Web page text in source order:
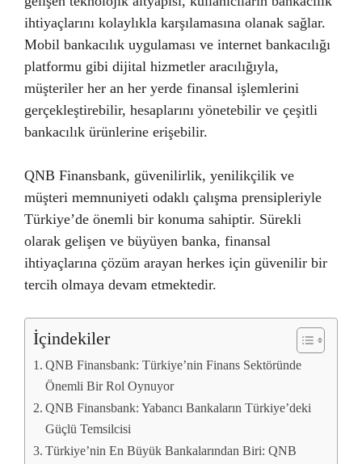
ihtiyaçlarını kolaylıkla karşılamasına olanak sağlar.
Mobil bankacılık uygulaması ve internet bankacılığı
platformu gibi dijital hizmetler aracılığıyla,
müşteriler her an her yerde finansal işlemlerini
gerçekleştirebilir, hesaplarını yönetebilir ve çeşitli
bankacılık ürünlerine erişebilir.
QNB Finansbank, güvenilirlik, yenilikçilik ve
müşteri memnuniyeti odaklı çalışma prensipleriyle
Türkiye’de önemli bir konuma sahiptir. Sürekli
olarak gelişen ve büyüyen banka, finansal
ihtiyaçlarına çözüm arayan herkes için güvenilir bir
tercih olmaya devam etmektedir.
İçindekiler
QNB Finansbank: Türkiye’nin Finans Sektöründe
Önemli Bir Rol Oynuyor
QNB Finansbank: Yabancı Bankaların Türkiye’deki
Güçlü Temsilcisi
Türkiye’nin En Büyük Bankalarından Biri: QNB